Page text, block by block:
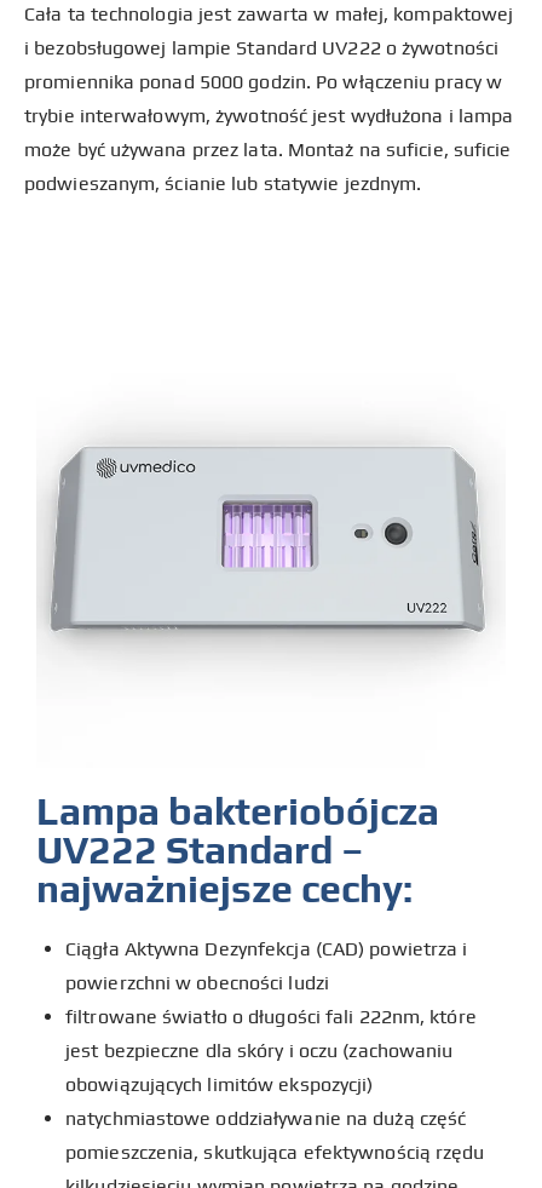
Cała ta technologia jest zawarta w małej, kompaktowej
i bezobsługowej lampie Standard UV222 o żywotności
promiennika ponad 5000 godzin. Po włączeniu pracy w
trybie interwałowym, żywotność jest wydłużona i lampa
może być używana przez lata. Montaż na suficie, suficie
podwieszanym, ścianie lub statywie jezdnym.
Lampa bakteriobójcza
UV222 Standard –
najważniejsze cechy:
Ciągła Aktywna Dezynfekcja (CAD) powietrza i
powierzchni w obecności ludzi
filtrowane światło o długości fali 222nm, które
jest bezpieczne dla skóry i oczu (zachowaniu
obowiązujących limitów ekspozycji)
natychmiastowe oddziaływanie na dużą część
pomieszczenia, skutkująca efektywnością rzędu